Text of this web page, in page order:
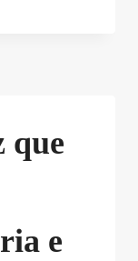
que
e